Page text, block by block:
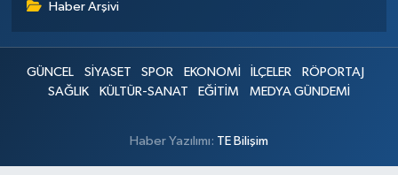
Haber Arşivi
GÜNCEL SİYASET SPOR EKONOMİ İLÇELER
RÖPORTAJ
SAĞLIK
KÜLTÜR-SANAT EĞİTİM MEDYA GÜNDEMİ
Haber Yazılımı: TE Bilişim